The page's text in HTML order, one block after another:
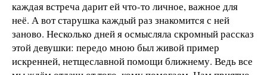
каждая встреча дарит ей что-то личное, важное для
неё. А вот старушка каждый раз знакомится с ней
заново. Несколько дней я осмысляла скромный рассказ
этой девушки: передо мною был живой пример
искренней, нетщеславной помощи ближнему. Ведь все